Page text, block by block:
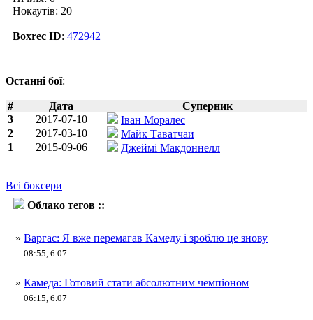
Нокаутів: 20
Boxrec ID: 472942
Останні бої:
# Дата
Суперник
3
2017-07-10
Іван Моралес
2
2017-03-10
Майк Таватчаи
1
2015-09-06 Джеймі Макдоннелл
Всі боксери
Облако тегов ::
» Варгас: Я вже перемагав Камеду і зроблю це знову
08:55, 6.07
» Камеда: Готовий стати абсолютним чемпіоном
06:15, 6.07